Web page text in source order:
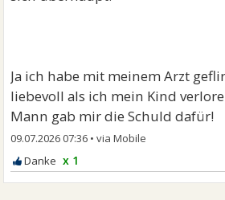
Ja ich habe mit meinem Arzt
liebevoll als ich mein Kind
Mann gab mir die Schuld dafür!
09.07.2026 07:36 •
x 1